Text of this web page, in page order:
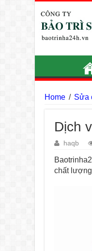
Home / Sửa
Dịch
haqb
chất